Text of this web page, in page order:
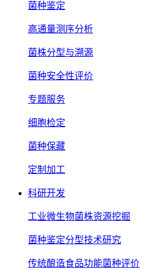
菌种鉴定
高通量测序分析
菌株分型与溯源
菌种安全性评价
专题服务
细胞检定
菌种保藏
定制加工
科研开发
工业微生物菌株资源挖掘
菌种鉴定分型技术研究
传统酿造食品功能菌种评价